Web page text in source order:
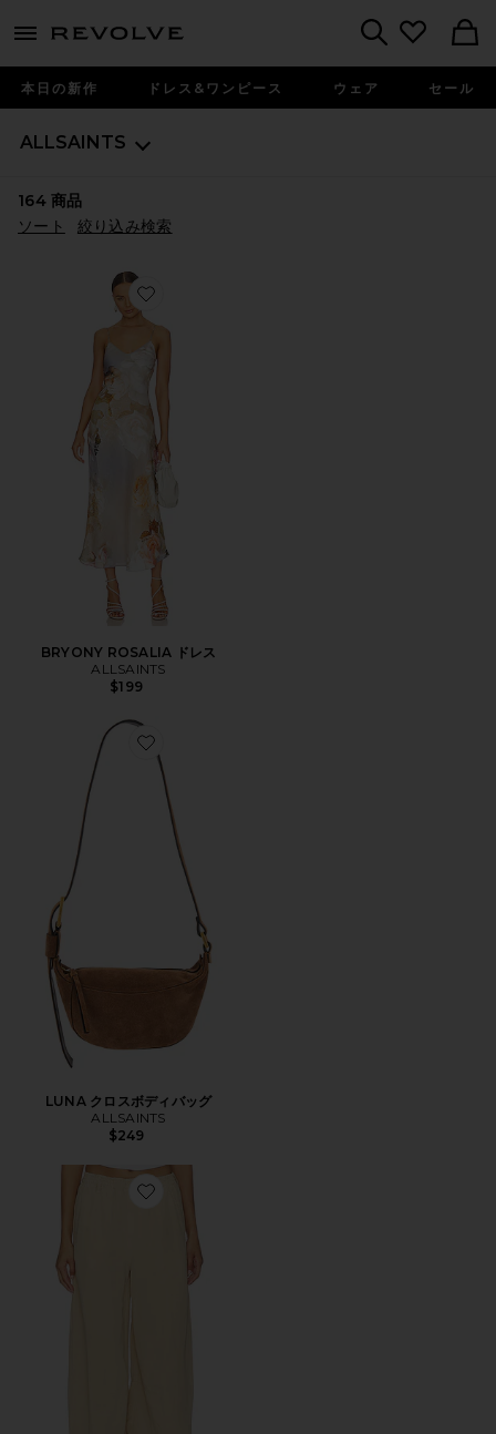
menu - shows more content
本日の新作 ドレス&ワンピース ウェア セール
ALLSAINTS
164商品
ソート
絞り込み検索
Favorite BRYONY ROSALIA ドレス
BRYONY ROSALIA ドレス
ALLSAINTS
$199
Favorite LUNA クロスボディバッグ
LUNA クロスボディバッグ
ALLSAINTS
$249
Favorite JETT PULL ON トラウザー